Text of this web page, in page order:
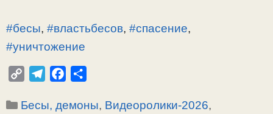
#бесы, #властьбесов, #спасение,
#уничтожение
p
l
c
п
Рубрики
Бесы, демоны, Видеоролики-2026,